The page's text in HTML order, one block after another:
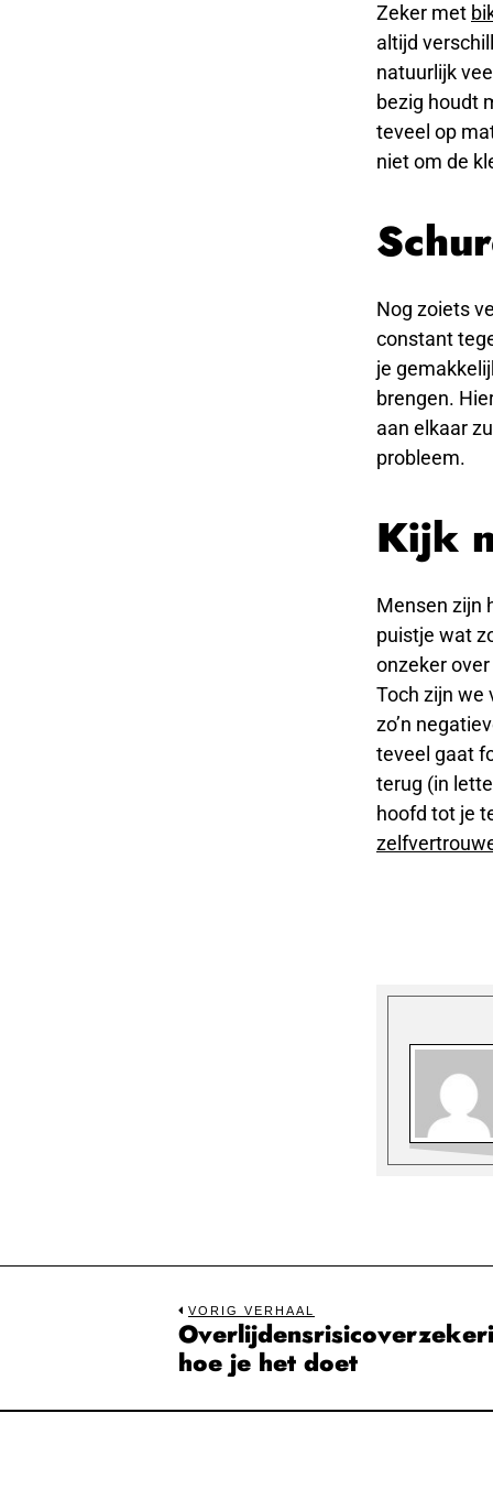
Zeker met
altijd
natuurlijk
bezig houdt
teveel op
niet om de
Nog zoiets
constant
je
brengen.
aan elkaar
probleem.
Kijk
Mensen zijn
puistje wat
onzeker
Toch zijn we
zo’n
teveel gaat
terug (in
hoofd tot je
Bericht
navigatie
VORIG VERHAAL
Previous
post:
hoe je het doet